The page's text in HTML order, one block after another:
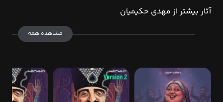
آثار بیشتر از مهدی حکیمیان
مشاهده همه